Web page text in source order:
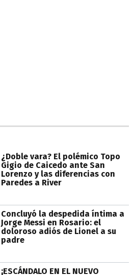
¿Doble vara? El polémico Topo
Gigio de Caicedo ante San
Lorenzo y las diferencias con
Paredes a River
Concluyó la despedida íntima a
Jorge Messi en Rosario: el
doloroso adiós de Lionel a su
padre
¡ESCÁNDALO EN EL NUEVO